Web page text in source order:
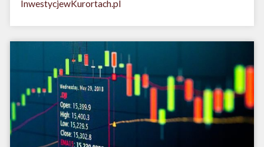
InwestycjewKurortach.pl